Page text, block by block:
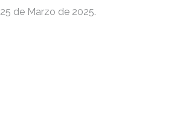
25 de Marzo de 2025.